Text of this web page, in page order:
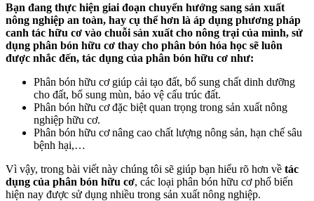
Bạn đang thực hiện giai đoạn chuyển hướng sang sản xuất
nông nghiệp an toàn, hay cụ thể hơn là áp dụng phương pháp
canh tác hữu cơ vào chuỗi sản xuất cho nông trại của mình, sử
dụng phân bón hữu cơ thay cho phân bón hóa học sẽ luôn
được nhắc đến, tác dụng của phân bón hữu cơ như:
Phân bón hữu cơ giúp cải tạo đất, bổ sung chất dinh dưỡng
cho đất, bổ sung mùn, bảo vệ cấu trúc đất.
Phân bón hữu cơ đặc biệt quan trọng trong sản xuất nông
nghiệp hữu cơ.
Phân bón hữu cơ nâng cao chất lượng nông sản, hạn chế sâu
bệnh hại,…
Vì vậy, trong bài viết này chúng tôi sẽ giúp bạn hiểu rõ hơn về tác
dụng của phân bón hữu cơ, các loại phân bón hữu cơ phổ biến
hiện nay được sử dụng nhiều trong sản xuất nông nghiệp.